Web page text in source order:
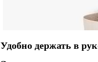
Удобно держать в